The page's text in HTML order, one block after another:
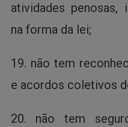
atividades penosas,
na forma da lei;
19. não tem
e acordos coletivos
20. não tem